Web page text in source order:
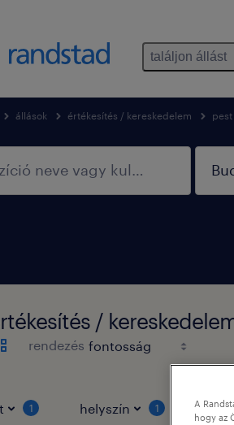
találjon állást
állások értékesítés / kereskedelem pest
/
rendezés
1 helyszín 1
A
hogy az